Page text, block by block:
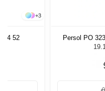
+3
52
Persol PO